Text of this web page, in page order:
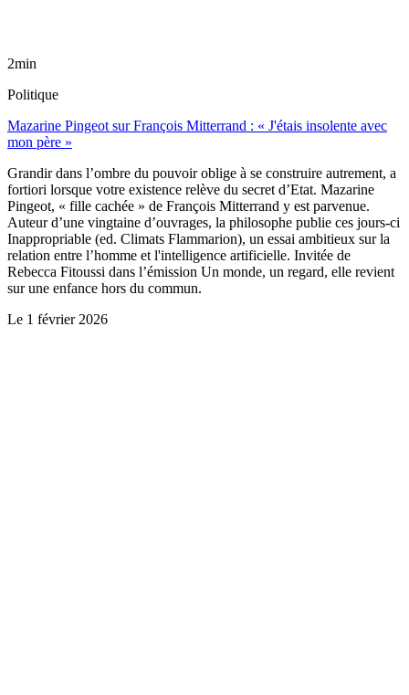
2min
Politique
Mazarine Pingeot sur François Mitterrand : « J'étais insolente avec
mon père »
Grandir dans l’ombre du pouvoir oblige à se construire autrement, a
fortiori lorsque votre existence relève du secret d’Etat. Mazarine
Pingeot, « fille cachée » de François Mitterrand y est parvenue.
Auteur d’une vingtaine d’ouvrages, la philosophe publie ces jours-ci
Inappropriable (ed. Climats Flammarion), un essai ambitieux sur la
relation entre l’homme et l'intelligence artificielle. Invitée de
Rebecca Fitoussi dans l’émission Un monde, un regard, elle revient
sur une enfance hors du commun.
Le 1 février 2026